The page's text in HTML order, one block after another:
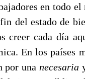
en todo el
del estado de
creer cada día
En los países
por una necesariay